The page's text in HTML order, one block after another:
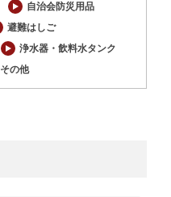
自治会防災用品
避難はしご
浄水器・飲料水タンク
その他